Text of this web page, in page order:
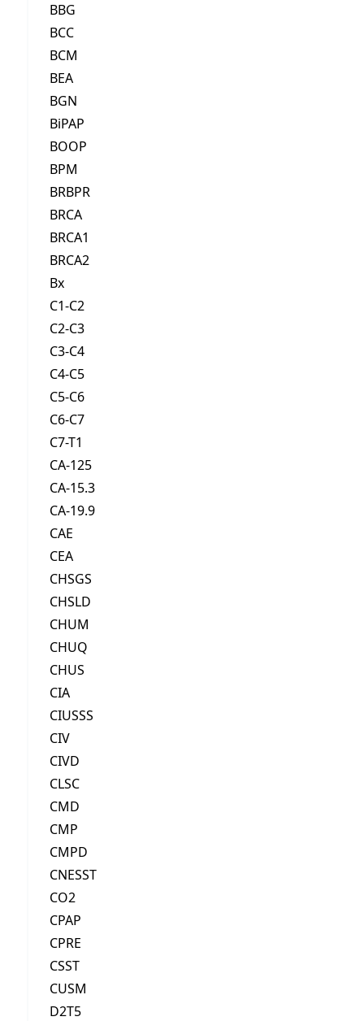
BBG
BCC
BCM
BEA
BGN
BiPAP
BOOP
BPM
BRBPR
BRCA
BRCA1
BRCA2
Bx
C1-C2
C2-C3
C3-C4
C4-C5
C5-C6
C6-C7
C7-T1
CA-125
CA-15.3
CA-19.9
CAE
CEA
CHSGS
CHSLD
CHUM
CHUQ
CHUS
CIA
CIUSSS
CIV
CIVD
CLSC
CMD
CMP
CMPD
CNESST
CO2
CPAP
CPRE
CSST
CUSM
D2T5